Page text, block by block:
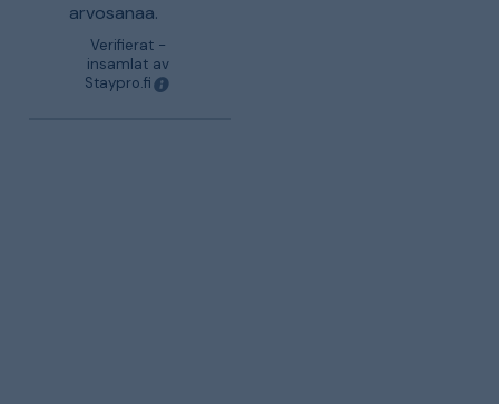
arvosanaa.
Verifierat -
insamlat av
Staypro.fi